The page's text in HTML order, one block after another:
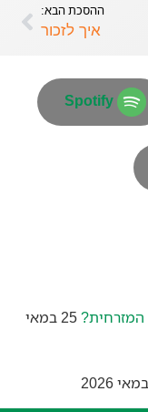
ההסכת הבא:
איך לזכור
Spotify
25 במאי